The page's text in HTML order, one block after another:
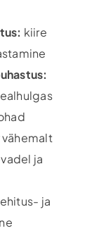
kiire
ja
ehitus- ja